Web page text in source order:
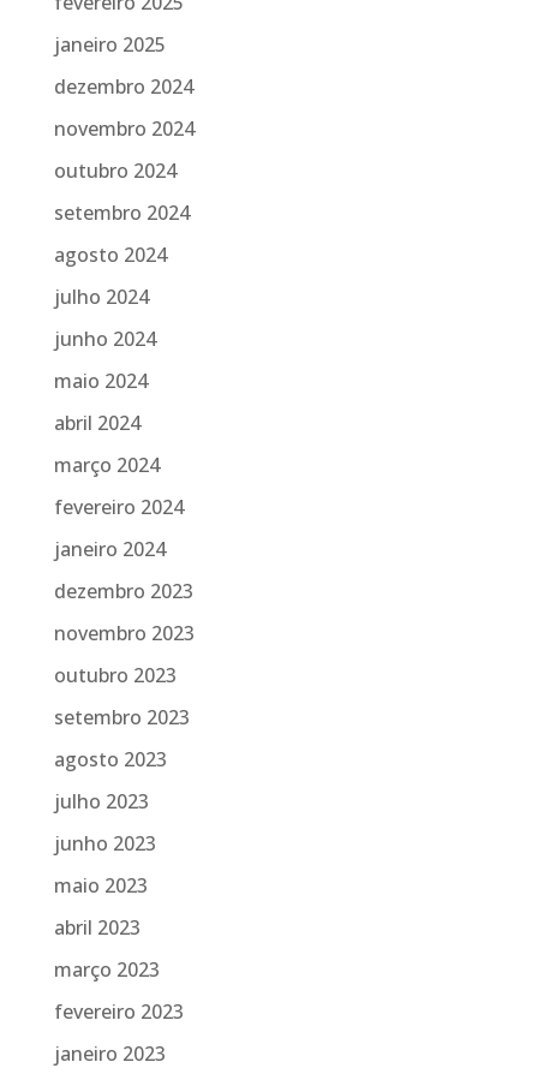
janeiro 2025
dezembro 2024
novembro 2024
outubro 2024
setembro 2024
agosto 2024
julho 2024
junho 2024
maio 2024
abril 2024
março 2024
fevereiro 2024
janeiro 2024
dezembro 2023
novembro 2023
outubro 2023
setembro 2023
agosto 2023
julho 2023
junho 2023
maio 2023
abril 2023
março 2023
fevereiro 2023
janeiro 2023